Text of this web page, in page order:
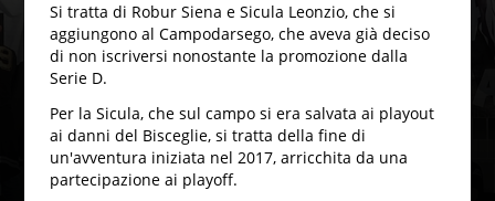
Si tratta di Robur Siena e Sicula Leonzio, che si
aggiungono al Campodarsego, che aveva già deciso
di non iscriversi nonostante la promozione dalla
Serie D.
Per la Sicula, che sul campo si era salvata ai playout
ai danni del Bisceglie, si tratta della fine di
un'avventura iniziata nel 2017, arricchita da una
partecipazione ai playoff.